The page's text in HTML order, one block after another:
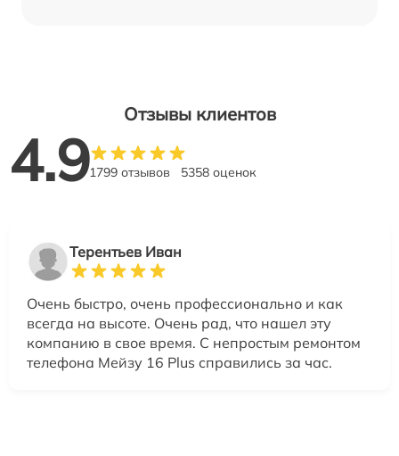
Отзывы клиентов
4.91799 отзывов 5358 оценок
Терентьев Иван
Очень быстро, очень профессионально и как
всегда на высоте. Очень рад, что нашел эту
компанию в свое время. С непростым ремонтом
телефона Мейзу 16 Plus справились за час.